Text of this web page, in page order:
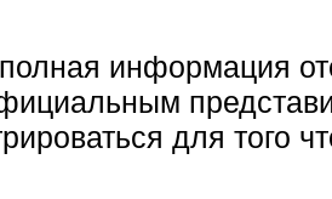
информация
для того